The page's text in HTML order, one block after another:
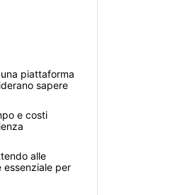
piattaforma
sapere
e costi
alle
essenziale per